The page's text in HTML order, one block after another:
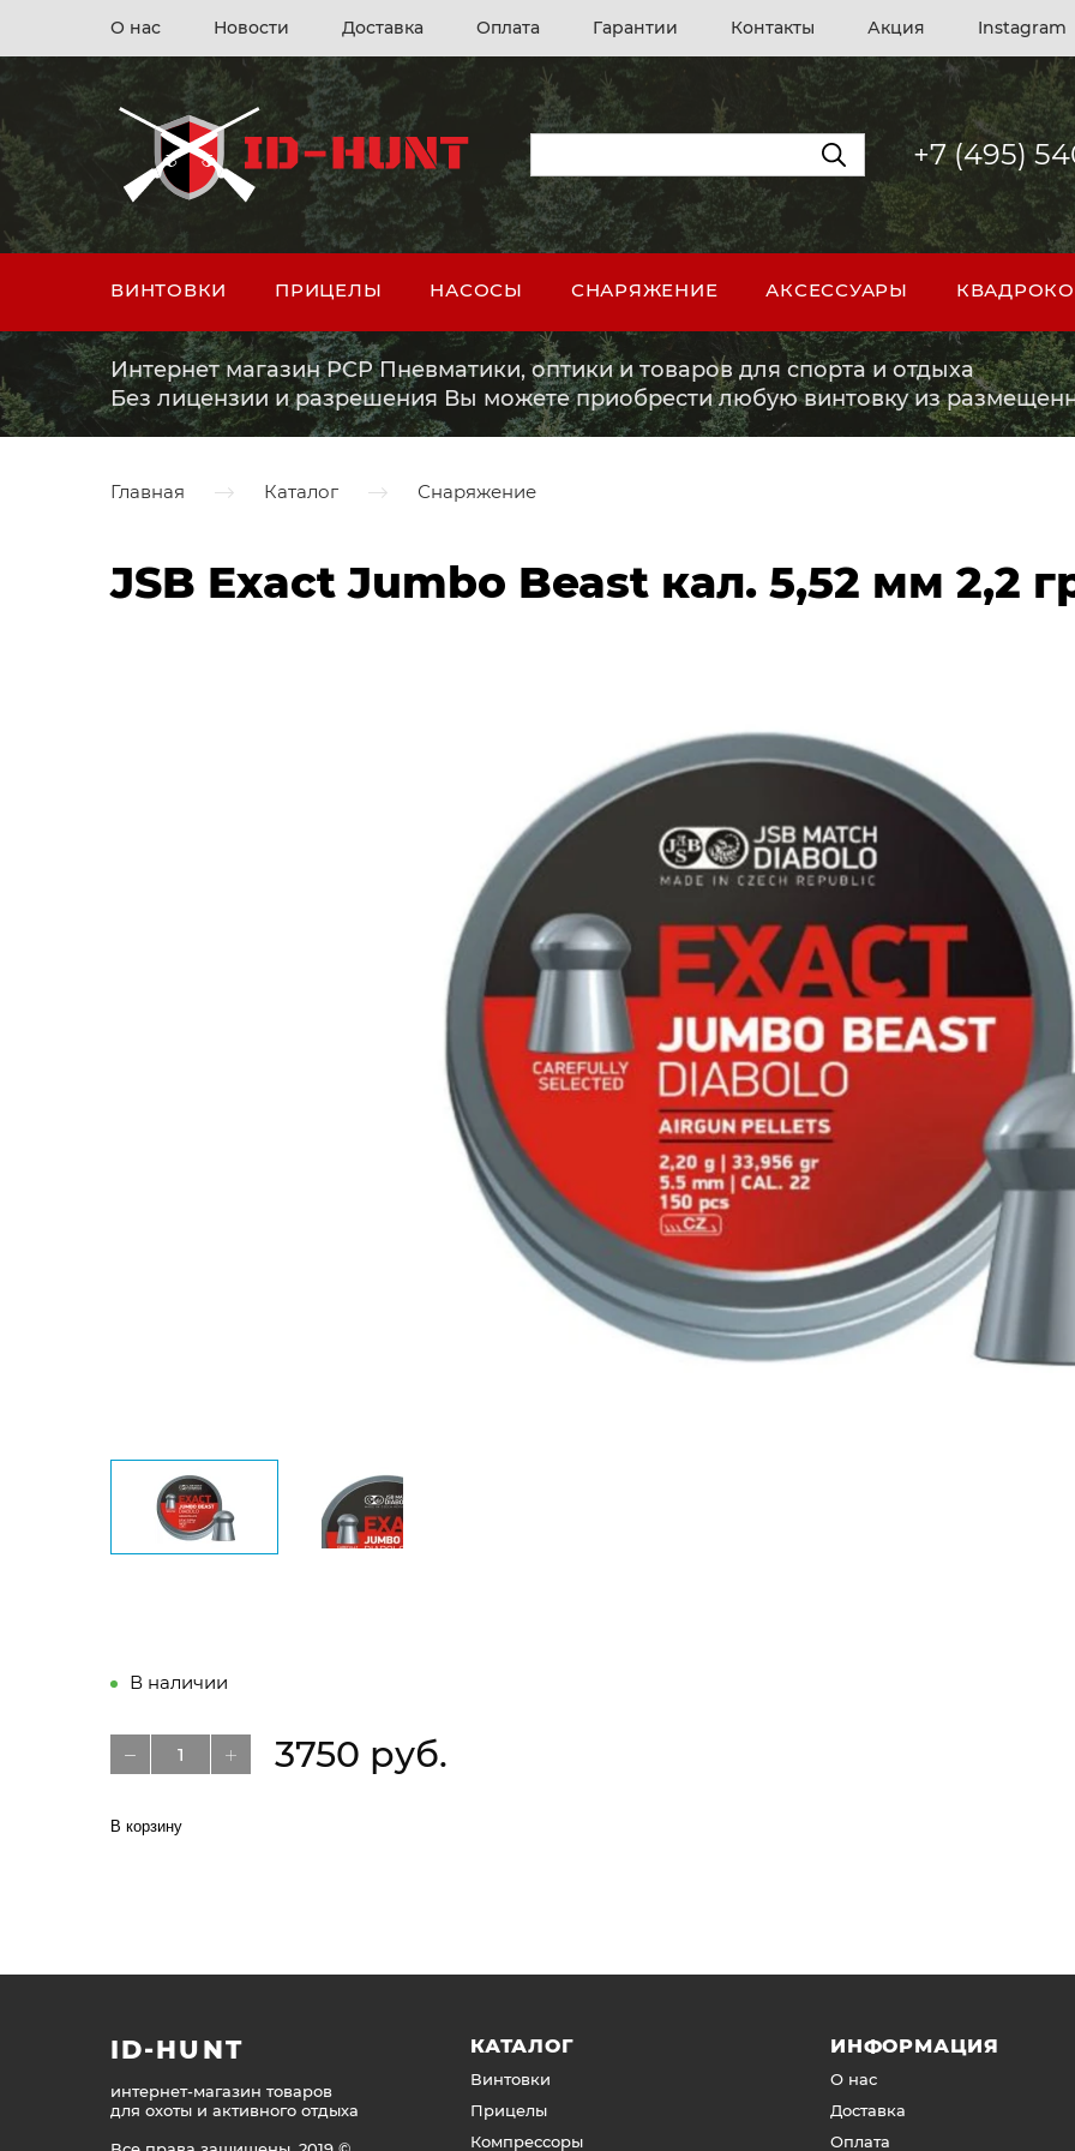
О нас Новости Доставка Оплата Гарантии Контакты Акция Instagram
+7 (495)
ВИНТОВКИ ПРИЦЕЛЫ НАСОСЫ СНАРЯЖЕНИЕ АКСЕССУАРЫ
Интернет магазин PCP Пневматики, оптики и товаров для спорта и отдыха
Без лицензии и разрешения Вы можете приобрести любую винтовку из
Главная Каталог Снаряжение
JSB Exact Jumbo Beast кал. 5,52 мм 2,2
В наличии
3750 руб.
В корзину
ID-HUNT
интернет-магазин товаров
для охоты и активного отдыха
КАТАЛОГ
Винтовки
Прицелы
Компрессоры
ИНФОРМАЦИЯ
О нас
Доставка
Оплата